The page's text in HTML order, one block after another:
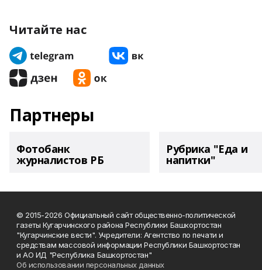
Читайте нас
Партнеры
Фотобанк
журналистов РБ
Рубрика "Еда и
напитки"
© 2015-2026 Официальный сайт общественно-политической
газеты Кугарчинского района Республики Башкортостан
"Кугарчинские вести". Учредители: Агентство по печати и
средствам массовой информации Республики Башкортостан
и АО ИД "Республика Башкортостан"
Об использовании персональных данных